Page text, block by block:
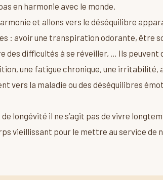
en harmonie avec le monde.
et allons vers le déséquilibre
: avoir une transpiration odorante, être
des difficultés à se réveiller, … Ils
une fatigue chronique, une irritabilité,
vers la maladie ou des déséquilibres
longévité il ne s’agit pas de vivre
vieillissant pour le mettre au service de